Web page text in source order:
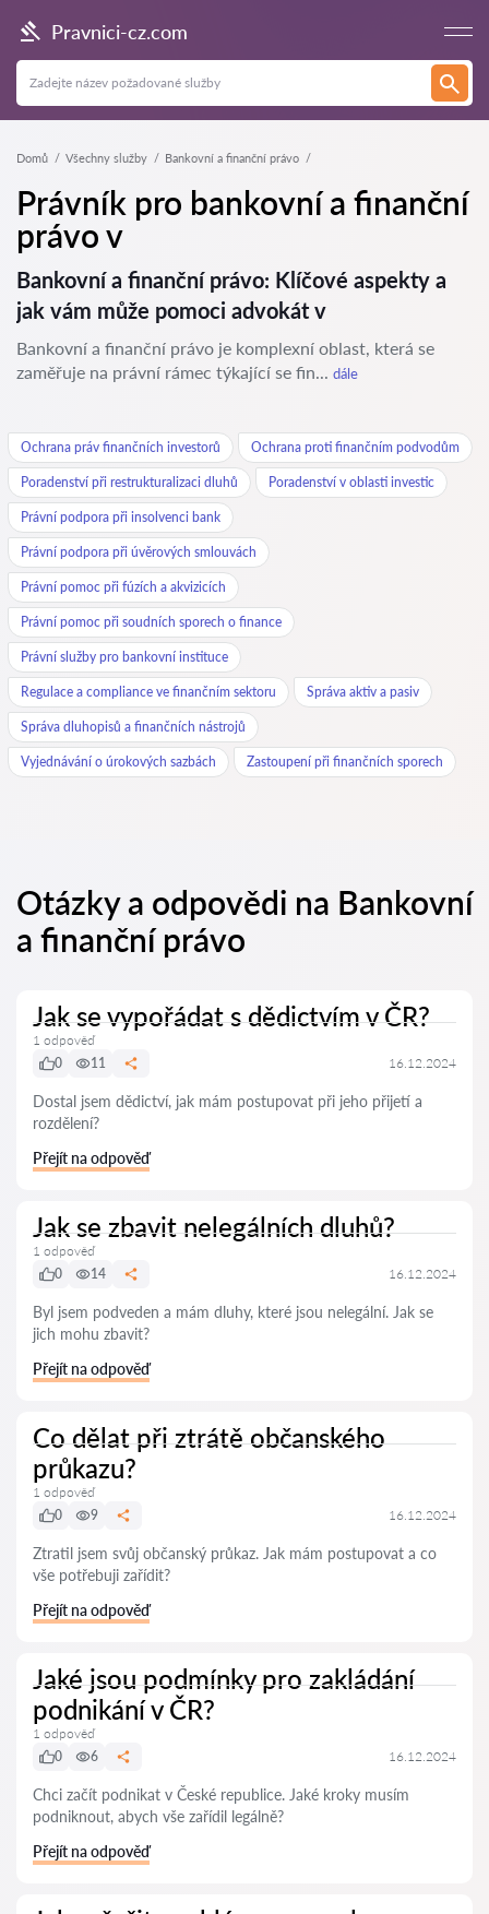
Pravnici-cz.com
Domů Všechny služby Bankovní a finanční právo
Právník pro bankovní a finanční
právo v
Bankovní a finanční právo: Klíčové aspekty a
jak vám může pomoci advokát v
Bankovní a finanční právo je komplexní oblast, která se
zaměřuje na právní rámec týkající se fin... dále
Ochrana práv finančních investorů Ochrana proti finančním podvodům
Poradenství při restrukturalizaci dluhů Poradenství v oblasti investic
Právní podpora při insolvenci bank
Právní podpora při úvěrových smlouvách
Právní pomoc při fúzích a akvizicích
Právní pomoc při soudních sporech o finance
Právní služby pro bankovní instituce
Regulace a compliance ve finančním sektoru Správa aktiv a pasiv
Správa dluhopisů a finančních nástrojů
Vyjednávání o úrokových sazbách Zastoupení při finančních sporech
Otázky a odpovědi na Bankovní
a finanční právo
Jak se vypořádat s dědictvím v ČR?
1 odpověď
0
11 16.12.2024
Dostal jsem dědictví, jak mám postupovat při jeho přijetí a
rozdělení?
Přejít na odpověď
Jak se zbavit nelegálních dluhů?
1 odpověď
0
14 16.12.2024
Byl jsem podveden a mám dluhy, které jsou nelegální. Jak se
jich mohu zbavit?
Přejít na odpověď
Co dělat při ztrátě občanského
průkazu?
1 odpověď
0
9 16.12.2024
Ztratil jsem svůj občanský průkaz. Jak mám postupovat a co
vše potřebuji zařídit?
Přejít na odpověď
Jaké jsou podmínky pro zakládání
podnikání v ČR?
1 odpověď
0
6 16.12.2024
Chci začít podnikat v České republice. Jaké kroky musím
podniknout, abych vše zařídil legálně?
Přejít na odpověď